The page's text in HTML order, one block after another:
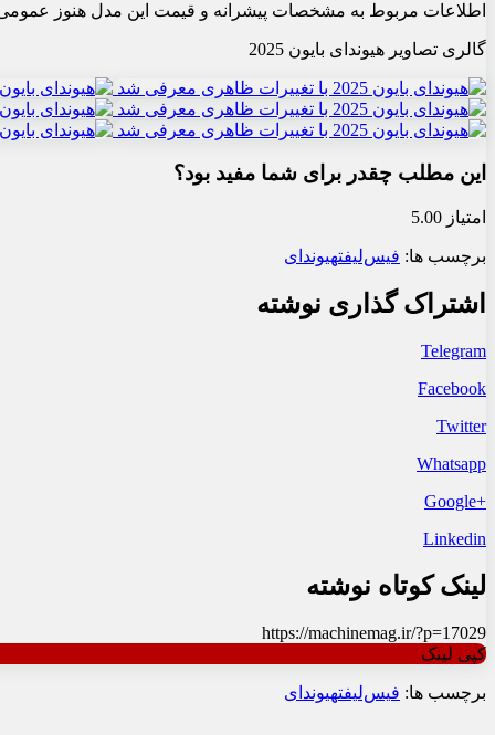
اطلاعات مربوط به مشخصات پیشرانه و قیمت این مدل هنوز
گالری تصاویر هیوندای بایون 2025
این مطلب چقدر برای شما مفید بود؟
امتیاز 5.00
برچسب ها: فیس‌لیفتهیوندای
اشتراک گذاری نوشته
Telegram
Facebook
Twitter
Whatsapp
+Google
Linkedin
لینک کوتاه نوشته
https://machinemag.ir/?p=17029
کپی لینک
برچسب ها: فیس‌لیفتهیوندای